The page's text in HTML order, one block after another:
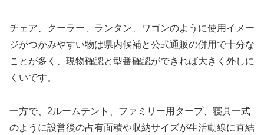
チェア、クーラー、ランタン、ワゴンのように使用イメー
ジがつかみやすい物は県内候補と公式通販の併用で十分な
ことが多く、現物確認と型番確認ができれば大きく外しに
くいです。
一方で、2ルームテント、ファミリー用タープ、寝具一式
のように設営後の占有面積や収納サイズが生活動線に直結